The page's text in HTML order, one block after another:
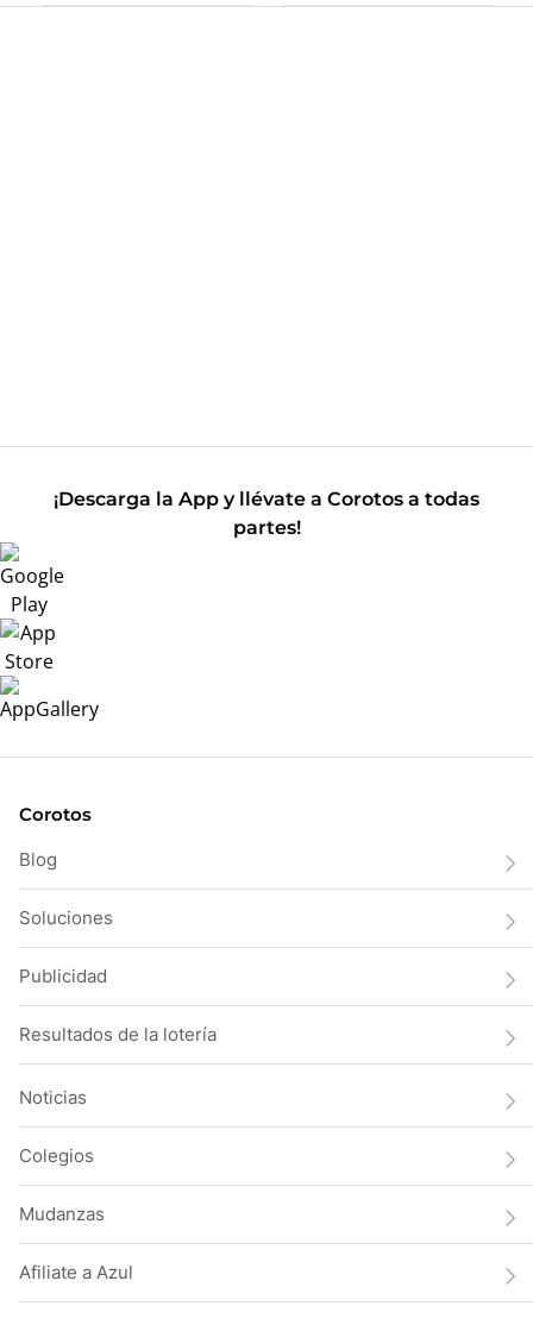
¡Descarga la App y llévate a Corotos a todas
partes!
Corotos
Blog
Soluciones
Publicidad
Resultados de la lotería
Noticias
Colegios
Mudanzas
Afiliate a Azul